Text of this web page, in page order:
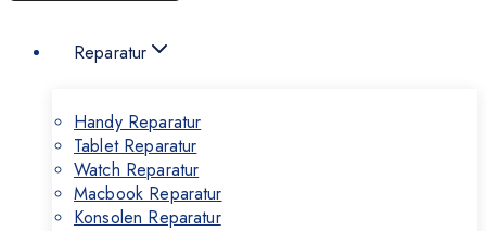
Reparatur
Handy Reparatur
Tablet Reparatur
Watch Reparatur
Macbook Reparatur
Konsolen Reparatur